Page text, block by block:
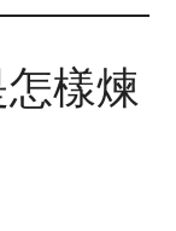
樣煉